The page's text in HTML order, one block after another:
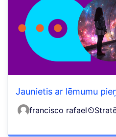
Jaunietis ar lēmumu
francisco rafael